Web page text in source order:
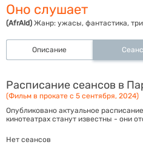
Оно слушает
(AfrAId) Жанр: ужасы, фантастика,
Описание
Расписание сеансов в
(Фильм в прокате с 5 сентября, 2024)
Опубликовано актуальное
кинотеатрах станут известны - они
Нет сеансов